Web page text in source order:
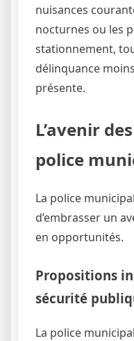
nuisances
nocturnes ou les
stationnement,
délinquance
présente.
L’avenir
police
La police
d’embrasser un
en opportunités.
Propositions
sécurité
La police